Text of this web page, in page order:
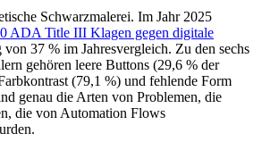
Schwarzmalerei. Im Jahr 2025
ADA Title III Klagen gegen digitale
von 37 % im Jahresvergleich. Zu den sechs
gehören leere Buttons (29,6 % der
(79,1 %) und fehlende Form
genau die Arten von Problemen, die
die von Automation Flows